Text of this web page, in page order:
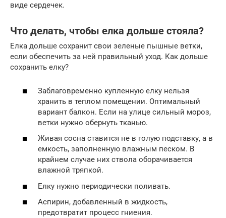
виде сердечек.
Что делать, чтобы елка дольше стояла?
Елка дольше сохранит свои зеленые пышные ветки,
если обеспечить за ней правильный уход. Как дольше
сохранить елку?
Заблаговременно купленную елку нельзя
хранить в теплом помещении. Оптимальный
вариант балкон. Если на улице сильный мороз,
ветки нужно обернуть тканью.
Живая сосна ставится не в голую подставку, а в
емкость, заполненную влажным песком. В
крайнем случае них ствола оборачивается
влажной тряпкой.
Елку нужно периодически поливать.
Аспирин, добавленный в жидкость,
предотвратит процесс гниения.